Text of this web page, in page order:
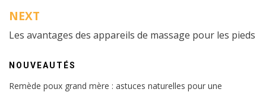
l’article
NEXT
Les avantages des appareils de massage pour les pieds
NOUVEAUTÉS
Remède poux grand mère : astuces naturelles pour une